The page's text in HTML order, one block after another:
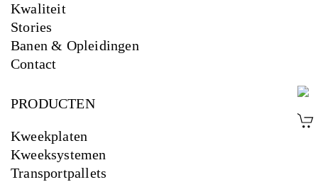
Kwaliteit
Stories
Banen & Opleidingen
Contact
PRODUCTEN
Kweekplaten
Kweeksystemen
Transportpallets